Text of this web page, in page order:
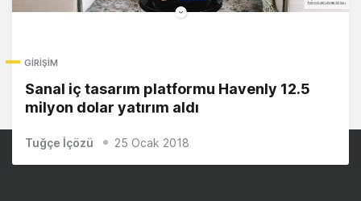
GIRIŞIM
Sanal iç tasarım platformu Havenly 12.5
milyon dolar yatırım aldı
Tuğçe İçözü 25 Ocak 2018